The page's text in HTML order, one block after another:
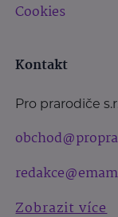
Cookies
Kontakt
Pro prarodiče
Zobrazit více